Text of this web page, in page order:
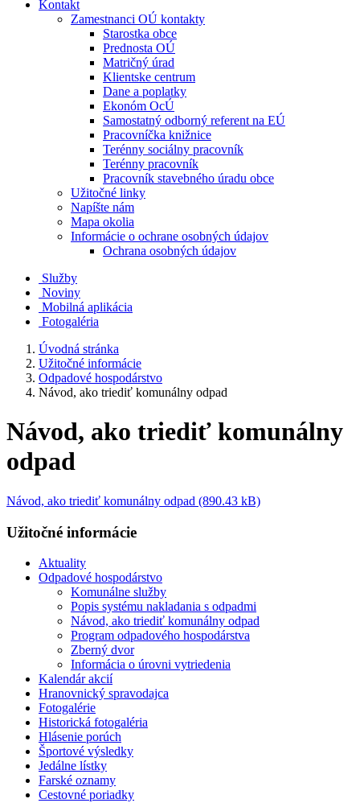
Kontakt
Zamestnanci OÚ kontakty
Starostka obce
Prednosta OÚ
Matričný úrad
Klientske centrum
Dane a poplatky
Ekonóm OcÚ
Samostatný odborný referent na EÚ
Pracovníčka knižnice
Terénny sociálny pracovník
Terénny pracovník
Pracovník stavebného úradu obce
Užitočné linky
Napíšte nám
Mapa okolia
Informácie o ochrane osobných údajov
Ochrana osobných údajov
Služby
Noviny
Mobilná aplikácia
Fotogaléria
Úvodná stránka
Užitočné informácie
Odpadové hospodárstvo
Návod, ako triediť komunálny odpad
Návod, ako triediť komunálny
odpad
Návod, ako triediť komunálny odpad (890.43 kB)
Užitočné informácie
Aktuality
Odpadové hospodárstvo
Komunálne služby
Popis systému nakladania s odpadmi
Návod, ako triediť komunálny odpad
Program odpadového hospodárstva
Zberný dvor
Informácia o úrovni vytriedenia
Kalendár akcií
Hranovnický spravodajca
Fotogalérie
Historická fotogaléria
Hlásenie porúch
Športové výsledky
Jedálne lístky
Farské oznamy
Cestovné poriadky